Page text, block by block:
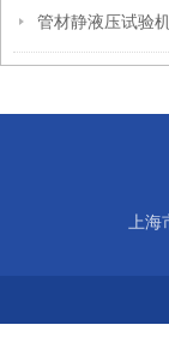
管材静液压试验
上